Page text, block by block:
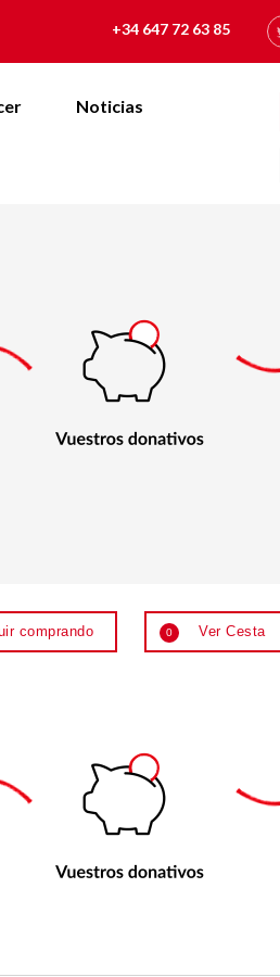
+34 647 72 63 85
Noticias
comprando 0 Ver Cesta